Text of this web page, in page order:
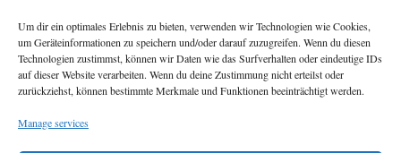
Um dir ein optimales Erlebnis zu bieten, verwenden wir Technologien wie Cookies,
um Geräteinformationen zu speichern und/oder darauf zuzugreifen. Wenn du diesen
Technologien zustimmst, können wir Daten wie das Surfverhalten oder eindeutige IDs
auf dieser Website verarbeiten. Wenn du deine Zustimmung nicht erteilst oder
zurückziehst, können bestimmte Merkmale und Funktionen beeinträchtigt werden.
Manage services
Karriere
Unsere Partner